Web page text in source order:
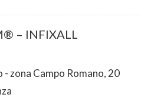
– INFIXALL
- zona Campo Romano, 20